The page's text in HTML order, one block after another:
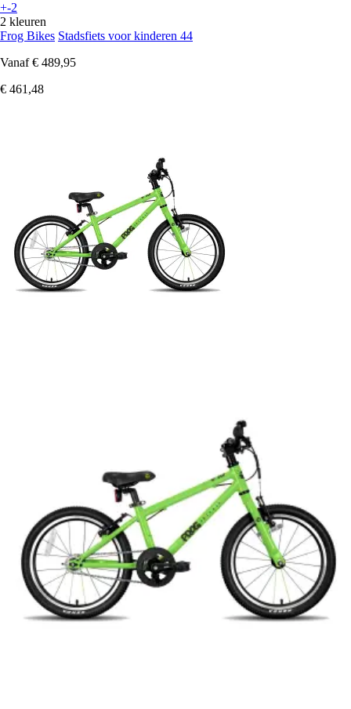
+-2
2 kleuren
Frog Bikes Stadsfiets voor kinderen 44
Vanaf € 489,95
€ 461,48